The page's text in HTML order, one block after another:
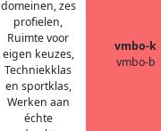
domeinen, zes
profielen,
Ruimte voor
eigen keuzes,
Techniekklas
en sportklas,
Werken aan
échte
vmbo-k
vmbo-b